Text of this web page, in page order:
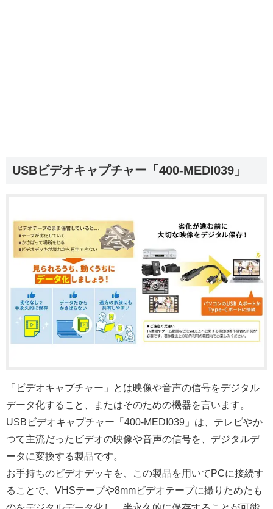
USBビデオキャプチャー「400-MEDI039」
「ビデオキャプチャー」とは映像や音声の信号をデジタル
データ化すること、またはそのための機器を言います。
USBビデオキャプチャー「400-MEDI039」は、テレビやか
つて主流だったビデオの映像や音声の信号を、デジタルデ
ータに変換する製品です。
お手持ちのビデオデッキを、この製品を用いてPCに接続す
ることで、VHSテープや8mmビデオテープに撮りためたも